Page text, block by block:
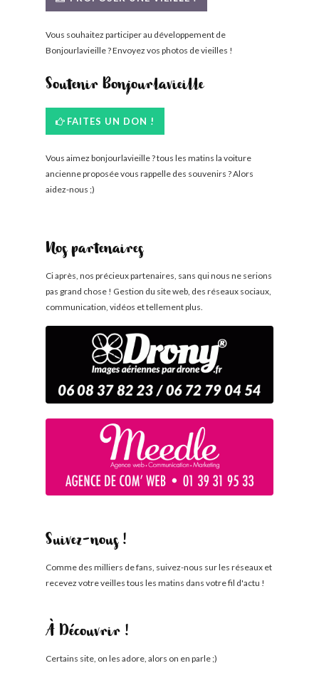
Vous souhaitez participer au développement de
Bonjourlavieille ? Envoyez vos photos de vieilles !
Soutenir Bonjourlavieille
FAITES UN DON !
Vous aimez bonjourlavieille ? tous les matins la voiture
ancienne proposée vous rappelle des souvenirs ? Alors
aidez-nous ;)
Nos partenaires
Ci après, nos précieux partenaires, sans qui nous ne serions
pas grand chose ! Gestion du site web, des réseaux sociaux,
communication, vidéos et tellement plus.
Suivez-nous !
Comme des milliers de fans, suivez-nous sur les réseaux et
recevez votre veilles tous les matins dans votre fil d'actu !
À Découvrir !
Certains site, on les adore, alors on en parle ;)